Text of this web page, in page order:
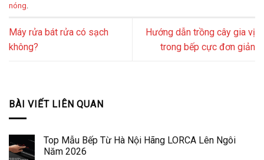
nóng
Máy rửa bát rửa có sạch
không?
Hướng dẫn trồng cây gia vị
trong bếp cực đơn giản
BÀI VIẾT LIÊN QUAN
Top Mẫu Bếp Từ Hà Nội Hãng LORCA Lên Ngôi
Năm 2026